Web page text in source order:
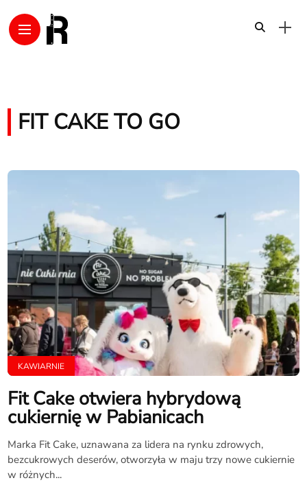
FIT CAKE TO GO
KAWIARNIE
Fit Cake otwiera hybrydową
cukiernię w Pabianicach
Marka Fit Cake, uznawana za lidera na rynku zdrowych,
bezcukrowych deserów, otworzyła w maju trzy nowe cukiernie
w różnych...